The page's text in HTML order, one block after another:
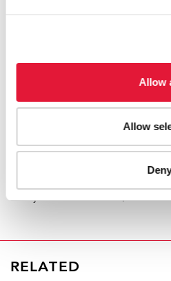
Allow
Allow
un budget total de 344
de 2011 à 2015. « Si le
mettre en place le nouveau
Myanmar sera mieux en
engagements
RELATED